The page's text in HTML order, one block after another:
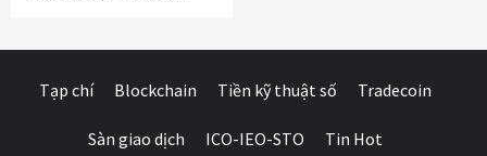
Tạp chí Blockchain Tiền kỹ thuật số Tradecoin
Sàn giao dịch ICO-IEO-STO Tin Hot